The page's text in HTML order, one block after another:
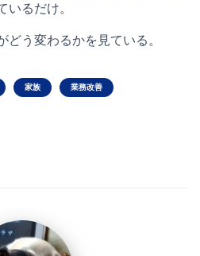
るだけ。
う変わるかを見ている。
家族 業務改善